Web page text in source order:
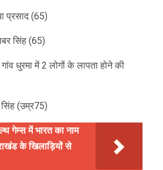
प्रसाद (65)
सिंह (65)
धुरमा में 2 लोगों के लापता होने की
(उम्र75)
गेम्स में भारत का नाम
के खिलाड़ियों से